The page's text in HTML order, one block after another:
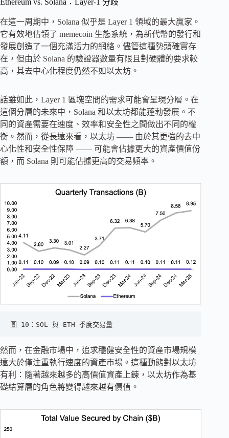
Ethereum vs. Solana：Layer-1 分歧
在這一周期中，Solana 似乎是 Layer 1 領域的最大贏家。
它有效地佔領了 memecoin 生態系統，為新代幣的發行和
發展創造了一個充滿活力的網絡。儘管這種勢頭確實存
在，但由於 Solana 的驗證器數量有限且對硬體的要求較
高，其去中心化程度仍然不如以太坊。
話雖如此，Layer 1 區塊空間的需求可能會呈現分層。在
這個分層的未來中，Solana 和以太坊都能蓬勃發展。不
同的資產需要在速度、效率和安全性之間做出不同的權
衡。然而，從長遠來看，以太坊 —— 由於其更強的去中
心化性和安全性保障 —— 可能會佔據更大的資產價值份
額，而 Solana 則可能佔據更高的交易頻率。
圖 10：SOL 與 ETH 季度交易量
然而，在金融市場中，追求穩健安全性的資產市場規模
遠大於僅注重執行速度的資產市場。這種動態對以太坊
有利：隨著越來越多的高價值資產上鍊，以太坊作為基
礎結算層的角色將變得越來越有價值。